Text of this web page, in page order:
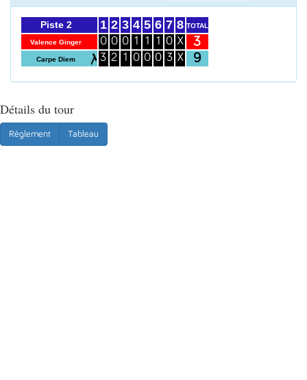
Piste 2
Valence Ginger
Carpe Diem
1
0
3
2
0
2
3
0
1
4
1
0
5
1
0
6
1
0
7
0
3
8
X
X
TOTAL
3
9
Détails du tour
Règlement Tableau